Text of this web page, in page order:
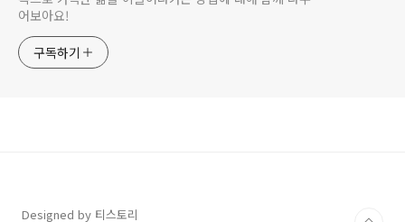
어보아요!
구독하기
Designed by 티스토리